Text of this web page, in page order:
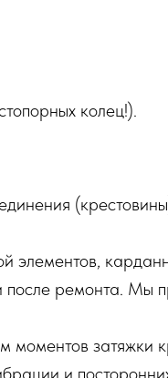
колец!).
элементов,
ремонта. Мы
моментов затяжки
и